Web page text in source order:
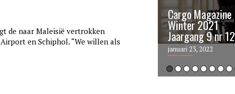
de naar Maleisië vertrokken
en Schiphol. “We willen als
edition3
januari 27, 2017
Cargo Magazine
Winter 2021
Jaargang 9 nr 12
januari 23, 2022